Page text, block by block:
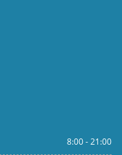
8:00 - 21:00